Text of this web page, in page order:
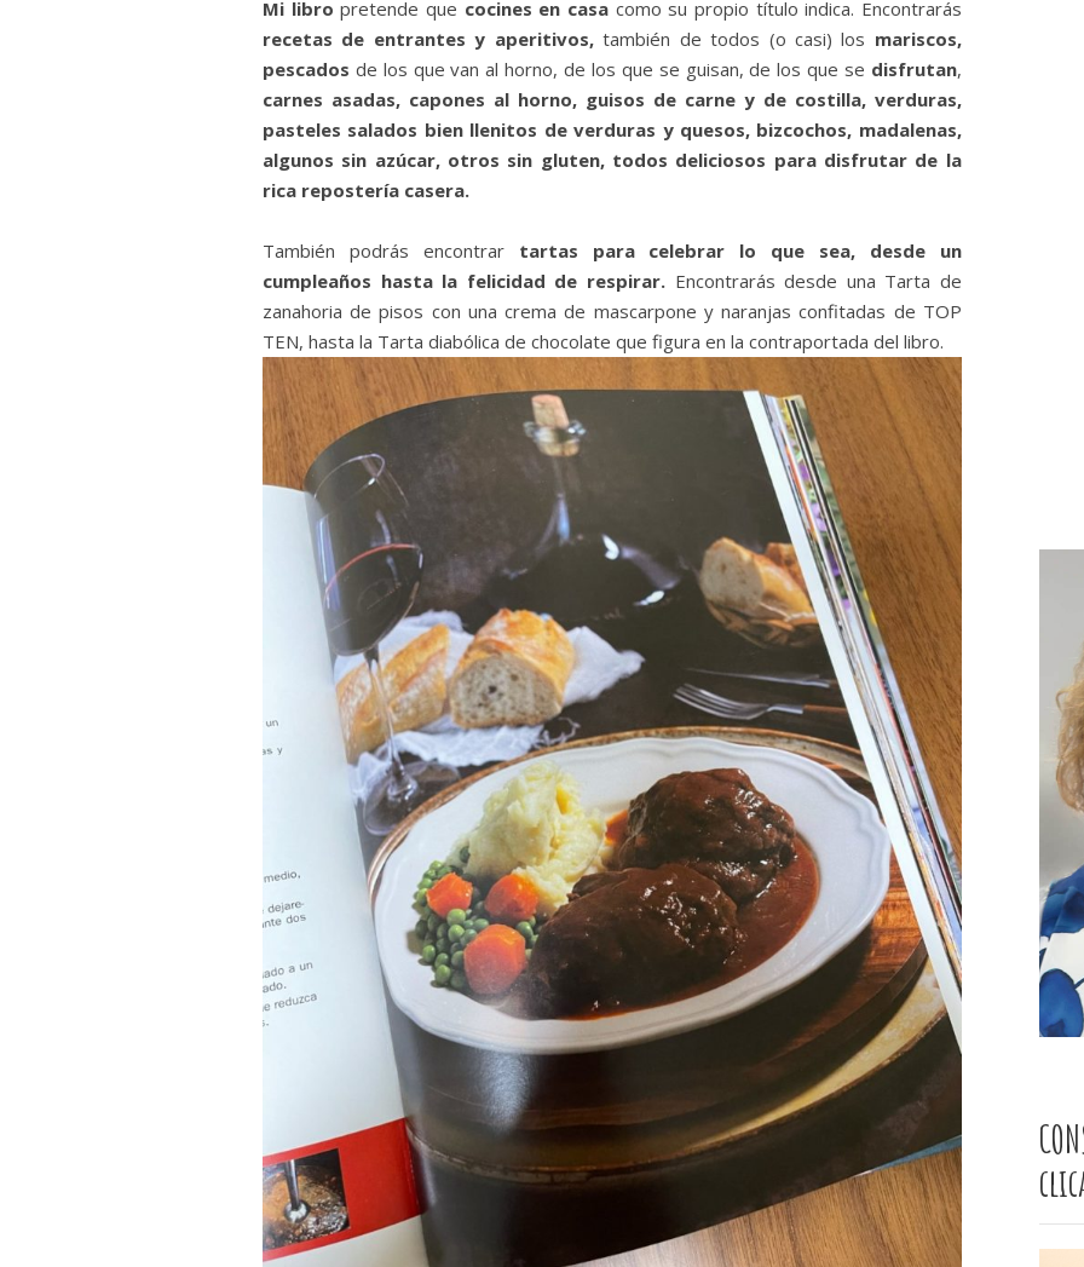
Mi libro pretende que cocines en casacomo su propio título indica. Encontrarás
recetas de entrantes y aperitivos,también de todos (o casi) los mariscos,
pescados de los que van al horno, de los que se guisan, de los que se disfrutan,
carnes asadas, capones al horno, guisos de carne y de costilla, verduras,
pasteles salados bien llenitos de verduras y quesos, bizcochos, madalenas,
algunos sin azúcar, otros sin gluten, todos deliciosos para disfrutar de la
rica repostería casera.
También podrás encontrar tartas para celebrar lo que sea, desde un
cumpleaños hasta la felicidad de respirar.Encontrarás desde una Tarta de
zanahoria de pisos con una crema de mascarpone y naranjas confitadas de TOP
TEN, hasta la Tarta diabólica de chocolate que figura en la contraportada del libro.